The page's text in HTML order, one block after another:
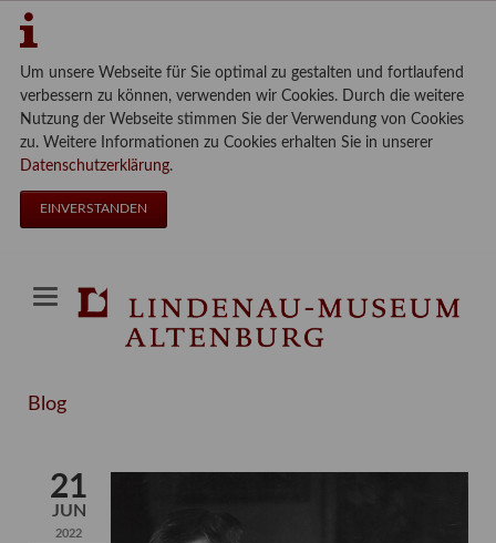
Um unsere Webseite für Sie optimal zu gestalten und fortlaufend
verbessern zu können, verwenden wir Cookies. Durch die weitere
Nutzung der Webseite stimmen Sie der Verwendung von Cookies
zu. Weitere Informationen zu Cookies erhalten Sie in unserer
Datenschutzerklärung.
EINVERSTANDEN
Blog
21
JUN
2022